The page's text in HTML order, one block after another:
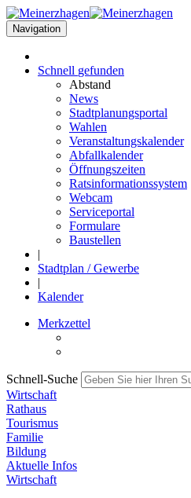
Navigation
Schnell gefunden
Abstand
News
Stadtplanungsportal
Wahlen
Veranstaltungskalender
Abfallkalender
Öffnungszeiten
Ratsinformationssystem
Webcam
Serviceportal
Formulare
Baustellen
|
Stadtplan / Gewerbe
|
Kalender
Merkzettel
Schnell-Suche
Wirtschaft
Rathaus
Tourismus
Familie
Bildung
Aktuelle Infos
Wirtschaft